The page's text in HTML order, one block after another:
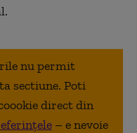
nu permit
sectiune. Poti
direct din
– e nevoie